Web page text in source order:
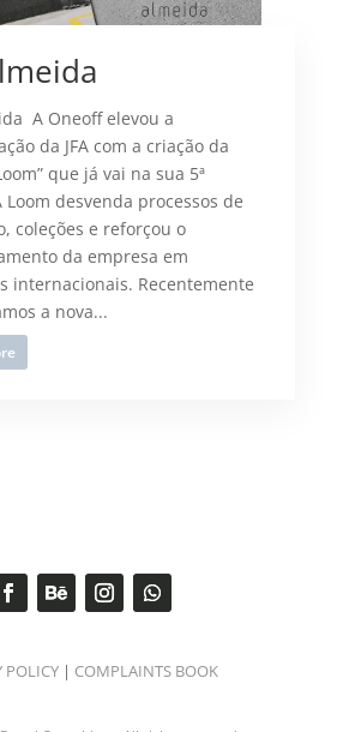
A Oneoff elevou a
da JFA com a criação da
que já vai na sua 5ª
Loom desvenda processos de
coleções e reforçou o
da empresa em
internacionais. Recentemente
a nova...
POLICY | COMPLAINTS BOOK